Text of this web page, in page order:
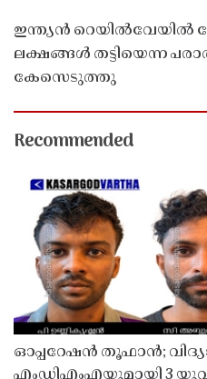
ഇന്ത്യൻ റെയിൽവേയിൽ
ലക്ഷങ്ങൾ തട്ടിയെന്ന
കേസെടുത്തു
Recommended
ഓപ്പറേഷൻ തൂഫാൻ;